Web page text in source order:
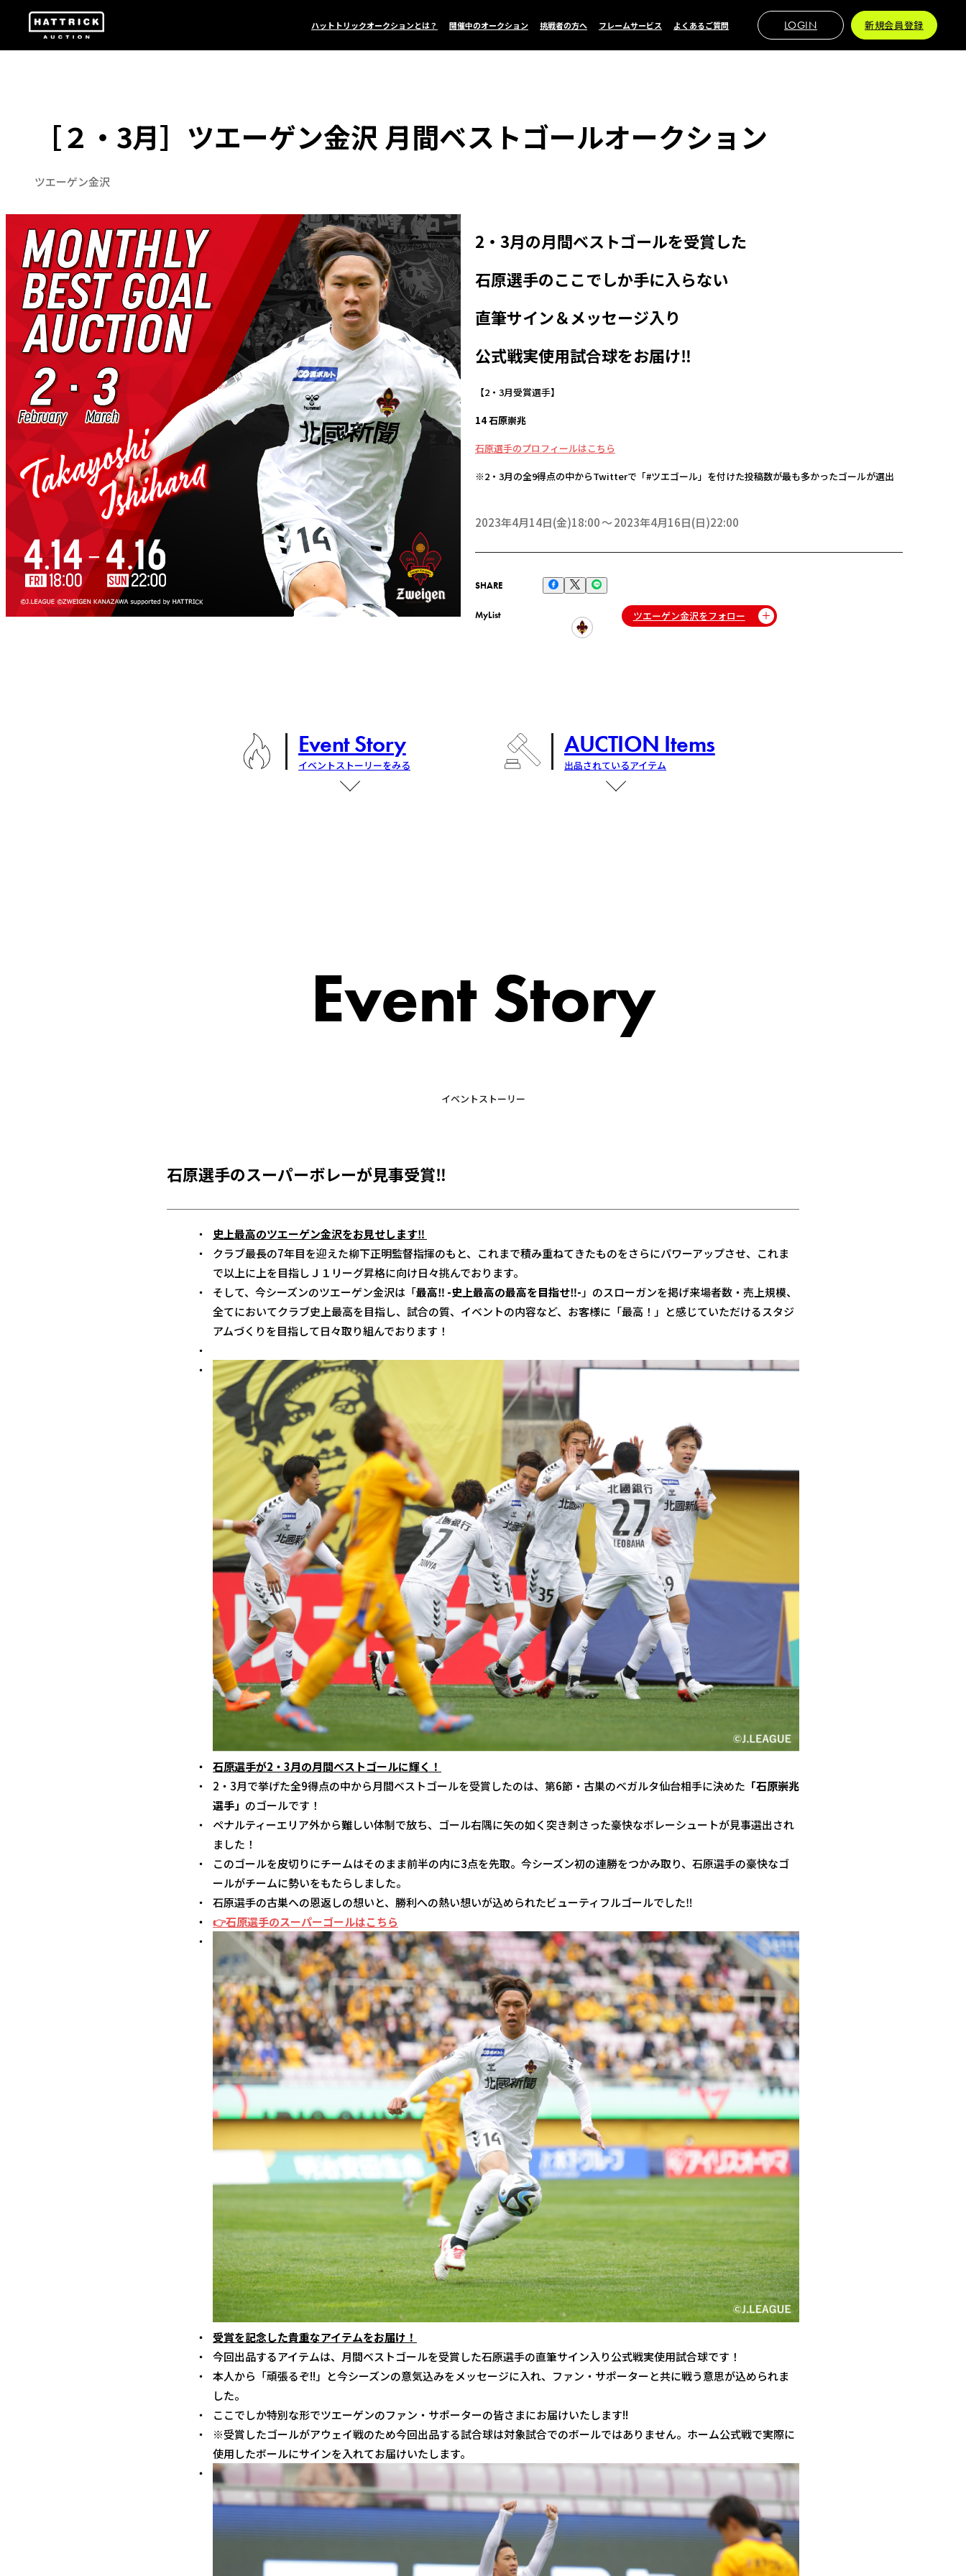
ハットトリックオークションとは？ 開催中のオークション 挑戦者の方へ フレームサービス よくあるご質問 LOGIN 新規会員登録
［２・3月］ツエーゲン金沢 月間ベストゴールオークション
ツエーゲン金沢
2・3月の月間ベストゴールを受賞した
石原選手のここでしか手に入らない
直筆サイン＆メッセージ入り
公式戦実使用試合球をお届け‼
【2・3月受賞選手】
14 石原崇兆
石原選手のプロフィールはこちら
※2・3月の全9得点の中からTwitterで「#ツエゴール」を付けた投稿数が最も多かったゴールが選出
2023年4月14日(金)18:00 2023年4月16日(日)22:00
SHARE
MyList ツエーゲン金沢をフォロー
Event Story
イベントストーリーをみる
AUCTION Items
出品されているアイテム
Event Story
イベントストーリー
石原選手のスーパーボレーが見事受賞‼
史上最高のツエーゲン金沢をお見せします‼
クラブ最長の7年目を迎えた柳下正明監督指揮のもと、これまで積み重ねてきたものをさらにパワーアップさせ、これま
で以上に上を目指しＪ１リーグ昇格に向け日々挑んでおります。
そして、今シーズンのツエーゲン金沢は「最高‼ -史上最高の最高を目指せ‼- 」のスローガンを掲げ来場者数・売上規模、
全てにおいてクラブ史上最高を目指し、試合の質、イベントの内容など、お客様に「最高！」と感じていただけるスタジ
アムづくりを目指して日々取り組んでおります！
石原選手が2・3月の月間ベストゴールに輝く！
2・3月で挙げた全9得点の中から月間ベストゴールを受賞したのは、第6節・古巣のベガルタ仙台相手に決めた 「石原崇兆
選手」 のゴールです！
ペナルティーエリア外から難しい体制で放ち、ゴール右隅に矢の如く突き刺さった豪快なボレーシュートが見事選出され
ました！
このゴールを皮切りにチームはそのまま前半の内に3点を先取。今シーズン初の連勝をつかみ取り、石原選手の豪快なゴ
ールがチームに勢いをもたらしました。
石原選手の古巣への恩返しの想いと、勝利への熱い想いが込められたビューティフルゴールでした‼
👉石原選手のスーパーゴールはこちら
受賞を記念した貴重なアイテムをお届け！
今回出品するアイテムは、月間ベストゴールを受賞した石原選手の直筆サイン入り公式戦実使用試合球です！
本人から「頑張るぞ!!」と今シーズンの意気込みをメッセージに入れ、ファン・サポーターと共に戦う意思が込められま
した。
ここでしか特別な形でツエーゲンのファン・サポーターの皆さまにお届けいたします!!
※受賞したゴールがアウェイ戦のため今回出品する試合球は対象試合でのボールではありません。ホーム公式戦で実際に
使用したボールにサインを入れてお届けいたします。